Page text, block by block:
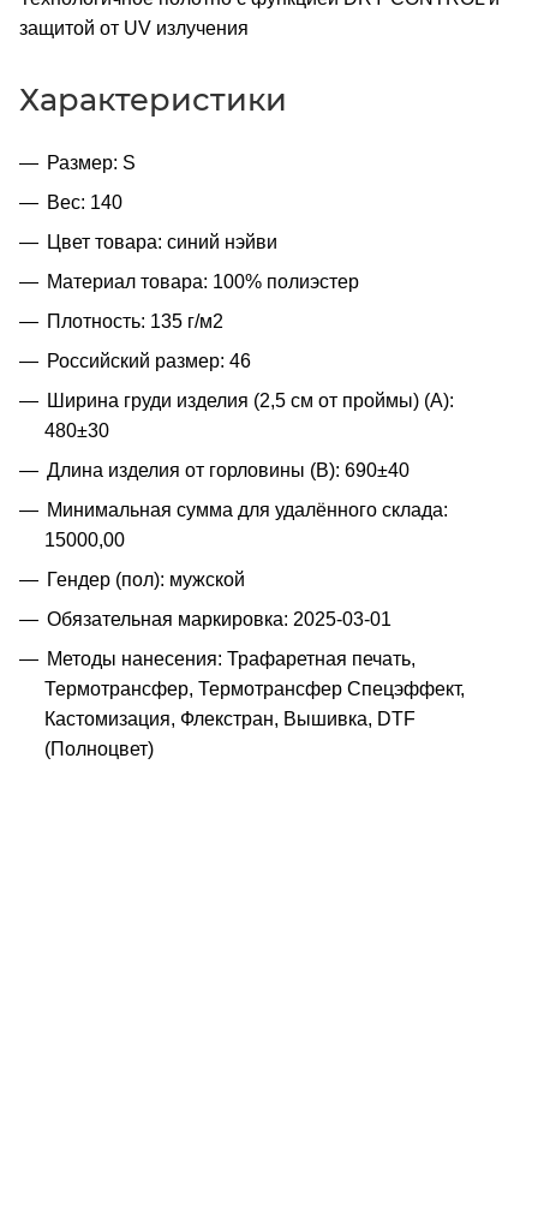
защитой от UV излучения
Характеристики
Размер: S
Вес: 140
Цвет товара: синий нэйви
Материал товара: 100% полиэстер
Плотность: 135 г/м2
Российский размер: 46
Ширина груди изделия (2,5 см от проймы) (A):
480±30
Длина изделия от горловины (B): 690±40
Минимальная сумма для удалённого склада:
15000,00
Гендер (пол): мужской
Обязательная маркировка: 2025-03-01
Методы нанесения: Трафаретная печать,
Термотрансфер, Термотрансфер Спецэффект,
Кастомизация, Флекстран, Вышивка, DTF
(Полноцвет)